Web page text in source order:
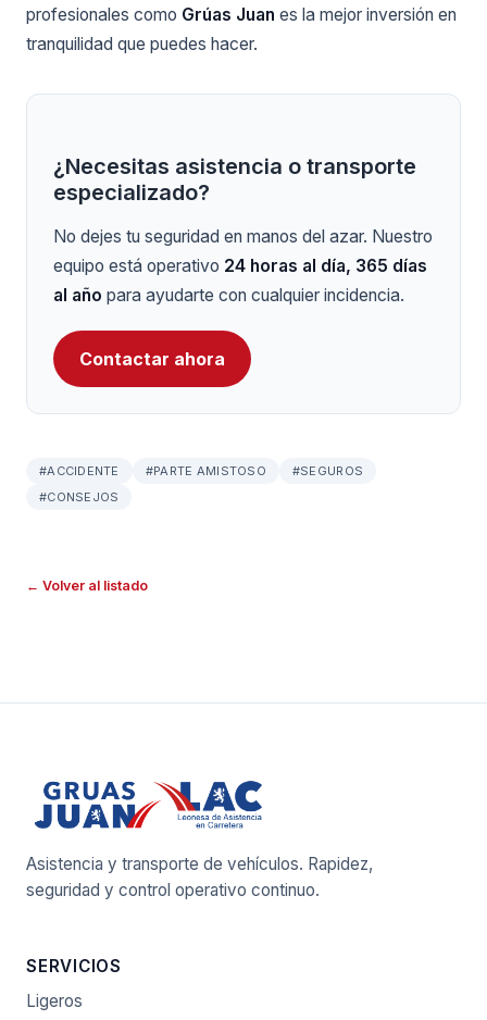
profesionales como Grúas Juan es la mejor inversión en
tranquilidad que puedes hacer.
¿Necesitas asistencia o transporte
especializado?
No dejes tu seguridad en manos del azar. Nuestro
equipo está operativo 24 horas al día, 365 días
al año para ayudarte con cualquier incidencia.
Contactar ahora
#ACCIDENTE #PARTE AMISTOSO
#SEGUROS
#CONSEJOS
← Volver al listado
Asistencia y transporte de vehículos. Rapidez,
seguridad y control operativo continuo.
SERVICIOS
Ligeros